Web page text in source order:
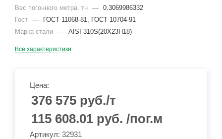
Вес погонного метра. тн — 0.3069986332
Гост —
ГОСТ 11068-81, ГОСТ 10704-91
Марка стали — AISI 310S(20Х23Н18)
Все характеристики
Цена:
376 575 руб./т
115 608.01 руб. /пог.м
Артикул: 32931